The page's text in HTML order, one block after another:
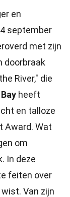
en
september
met zijn
doorbraak
River," die
heeft
en talloze
Award. Wat
om
In deze
feiten over
Van zijn